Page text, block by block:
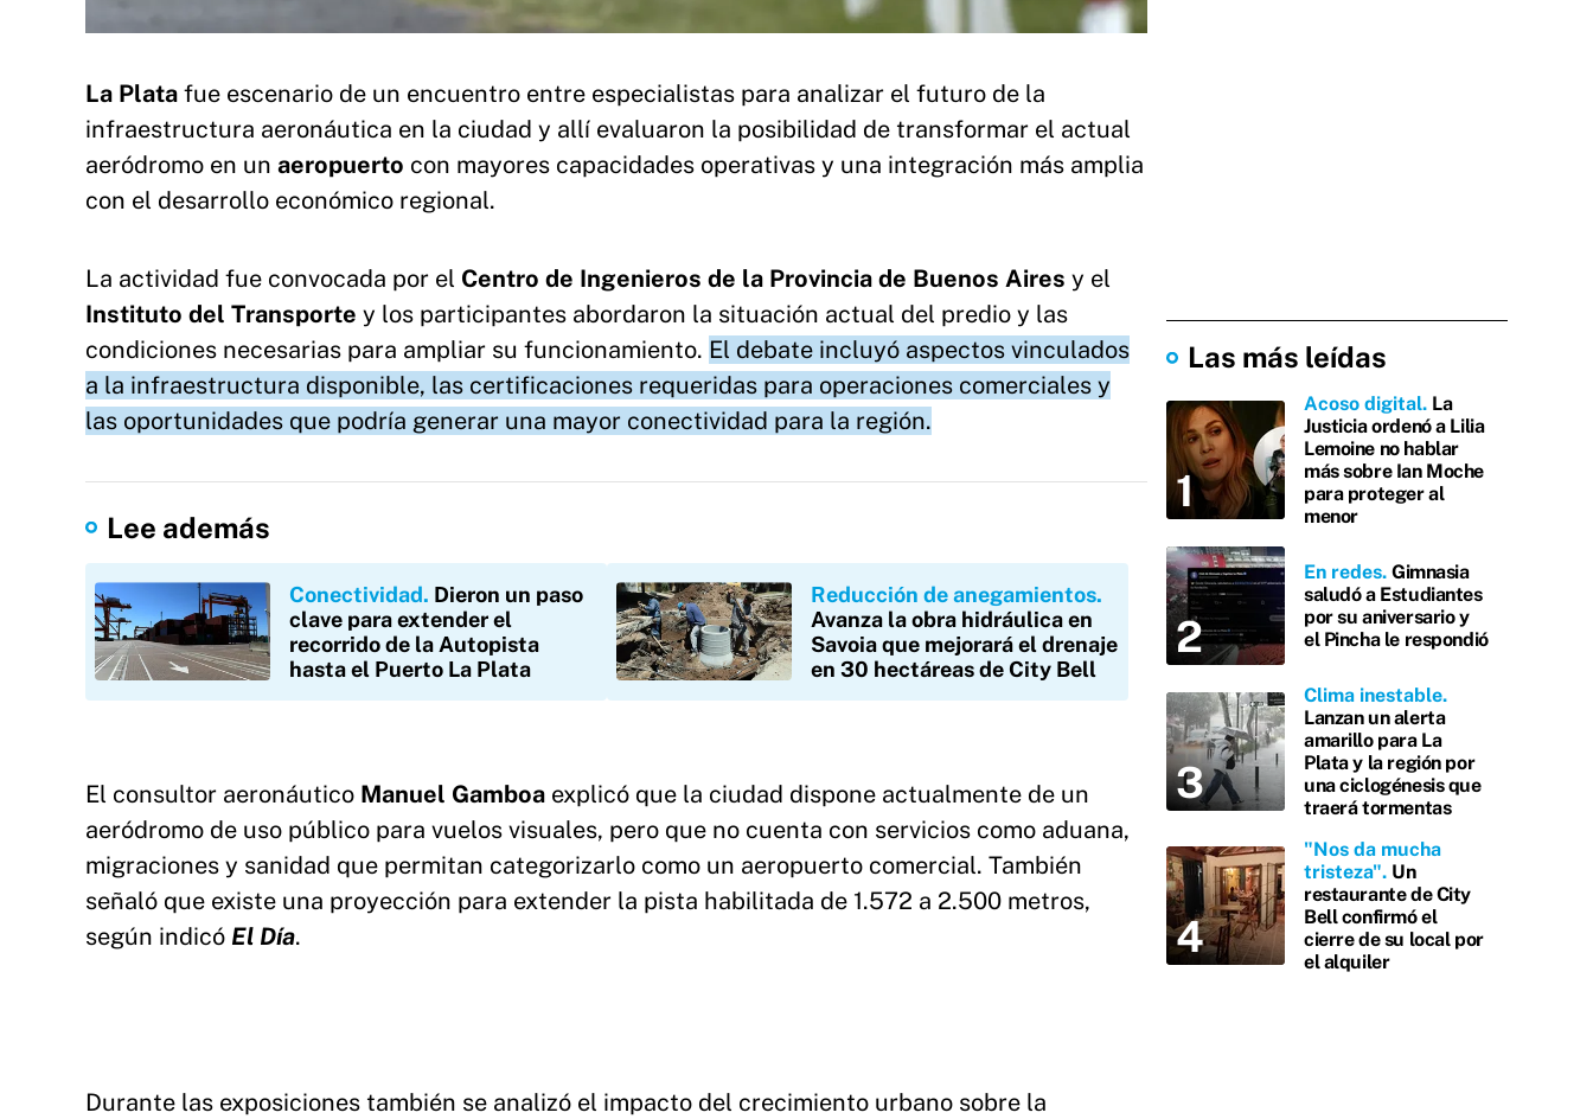
La Plata fue escenario de un encuentro entre especialistas para analizar el futuro de la
infraestructura aeronáutica en la ciudad y allí evaluaron la posibilidad de transformar el actual
aeródromo en un aeropuerto con mayores capacidades operativas y una integración más amplia
con el desarrollo económico regional.
La actividad fue convocada por el Centro de Ingenieros de la Provincia de Buenos Aires y el
Instituto del Transporte y los participantes abordaron la situación actual del predio y las
condiciones necesarias para ampliar su funcionamiento. El debate incluyó aspectos vinculados
a la infraestructura disponible, las certificaciones requeridas para operaciones comerciales y
las oportunidades que podría generar una mayor conectividad para la región.
Lee además
Conectividad Dieron un paso
clave para extender el
recorrido de la Autopista
hasta el Puerto La Plata
Reducción de anegamientos
Avanza la obra hidráulica en
Savoia que mejorará el drenaje
en 30 hectáreas de City Bell
El consultor aeronáutico Manuel Gamboa explicó que la ciudad dispone actualmente de un
aeródromo de uso público para vuelos visuales, pero que no cuenta con servicios como aduana,
migraciones y sanidad que permitan categorizarlo como un aeropuerto comercial. También
señaló que existe una proyección para extender la pista habilitada de 1.572 a 2.500 metros,
según indicó El Día.
Durante las exposiciones también se analizó el impacto del crecimiento urbano sobre la
Las más leídas
Acoso digital La
Justicia ordenó a Lilia
Lemoine no hablar
más sobre Ian Moche
para proteger al
menor
En redes Gimnasia
saludó a Estudiantes
por su aniversario y
el Pincha le respondió
Clima inestable
Lanzan un alerta
amarillo para La
Plata y la región por
una ciclogénesis que
traerá tormentas
"Nos da mucha
tristeza" Un
restaurante de City
Bell confirmó el
cierre de su local por
el alquiler